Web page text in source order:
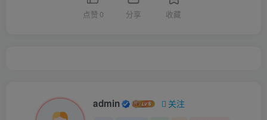
点赞 0 分享 收藏
admin 关注